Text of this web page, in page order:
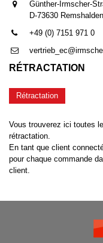
Günther-Irmscher-
D-73630 Remshalden
+49 (0) 7151 971 0
RÉTRACTATION
Rétractation
Vous trouverez ici toutes
rétractation.
En tant que client
pour chaque commande
client.